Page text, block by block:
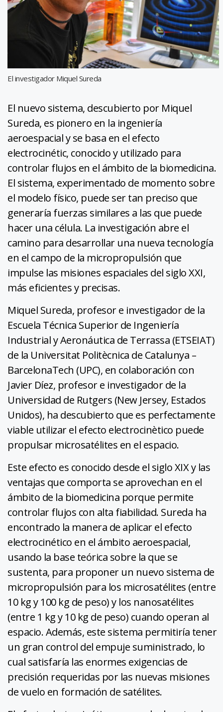
El investigador Miquel Sureda
El nuevo sistema, descubierto por Miquel
Sureda, es pionero en la ingeniería
aeroespacial y se basa en el efecto
electrocinétic, conocido y utilizado para
controlar flujos en el ámbito de la biomedicina.
El sistema, experimentado de momento sobre
el modelo físico, puede ser tan preciso que
generaría fuerzas similares a las que puede
hacer una célula. La investigación abre el
camino para desarrollar una nueva tecnología
en el campo de la micropropulsión que
impulse las misiones espaciales del siglo XXI,
más eficientes y precisas.
Miquel Sureda, profesor e investigador de la
Escuela Técnica Superior de Ingeniería
Industrial y Aeronáutica de Terrassa (ETSEIAT)
de la Universitat Politècnica de Catalunya –
BarcelonaTech (UPC), en colaboración con
Javier Díez, profesor e investigador de la
Universidad de Rutgers (New Jersey, Estados
Unidos), ha descubierto que es perfectamente
viable utilizar el efecto electrocinètico puede
propulsar microsatélites en el espacio.
Este efecto es conocido desde el siglo XIX y las
ventajas que comporta se aprovechan en el
ámbito de la biomedicina porque permite
controlar flujos con alta fiabilidad. Sureda ha
encontrado la manera de aplicar el efecto
electrocinético en el ámbito aeroespacial,
usando la base teórica sobre la que se
sustenta, para proponer un nuevo sistema de
micropropulsión para los microsatélites (entre
10 kg y 100 kg de peso) y los nanosatélites
(entre 1 kg y 10 kg de peso) cuando operan al
espacio. Además, este sistema permitiría tener
un gran control del empuje suministrado, lo
cual satisfaría las enormes exigencias de
precisión requeridas por las nuevas misiones
de vuelo en formación de satélites.